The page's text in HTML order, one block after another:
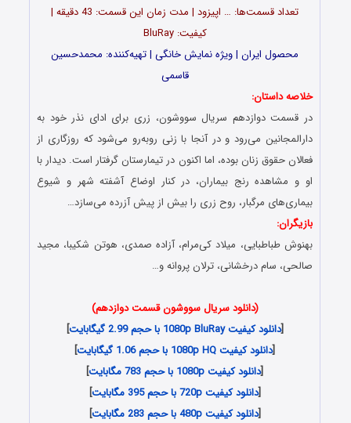
تعداد قسمت‌ها: … اپیزود | مدت زمان این قسمت: 43 دقیقه |
کیفیت: BluRay
محصول ایران | ویژه نمایش خانگی | تهیه‌کننده: محمدحسین
قاسمی
خلاصه داستان:
در قسمت دوازدهم سریال سووشون، زری برای ادای نذر خود به
دارالمجانین می‌رود و در آنجا با زنی روبه‌رو می‌شود که روزگاری از
فعالان حقوق زنان بوده، اما اکنون در تیمارستان گرفتار است. دیدار با
او و مشاهده‌ رنج بیماران، در کنار اوضاع آشفته‌ شهر و شیوع
بیماری‌های مرگبار، روح زری را بیش از پیش آزرده می‌سازد…
بازیگران:
بهنوش طباطبایی، میلاد کی‌مرام، آزاده صمدی، هوتن شکیبا، مجید
صالحی، سام درخشانی، ترلان پروانه و…
(دانلود سریال سووشون قسمت دوازدهم)
[دانلود کیفیت 1080p BluRay با حجم 2.99 گیگابایت
]
[دانلود کیفیت 1080p HQ با حجم 1.06 گیگابایت
]
[دانلود کیفیت 1080p با حجم 783 مگابایت
]
[دانلود کیفیت 720p با حجم 395 مگابایت
]
[دانلود کیفیت 480p با حجم 283 مگابایت
]